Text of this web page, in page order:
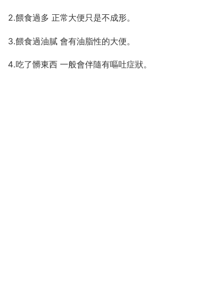
2.餵食過多 正常大便只是不成形。
3.餵食過油膩 會有油脂性的大便。
4.吃了髒東西 一般會伴隨有嘔吐症狀。